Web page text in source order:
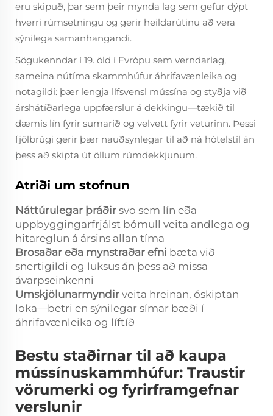
eru skipuð, þar sem þeir mynda lag sem gefur dýpt
hverri rúmsetningu og gerir heildarútinu að vera
sýnilega samanhangandi.
Sögukenndar í 19. öld í Evrópu sem verndarlag,
sameina nútíma skammhúfur áhrifavænleika og
notagildi: þær lengja lífsvensl mússína og styðja við
árshátíðarlega uppfærslur á dekkingu—tækið til
dæmis lín fyrir sumarið og velvett fyrir veturinn. Þessi
fjölbrúgi gerir þær nauðsynlegar til að ná hótelstíl án
þess að skipta út öllum rúmdekkjunum.
Atriði um stofnun
Náttúrulegar þráðir svo sem lín eða
uppbyggingarfrjálst bómull veita andlega og
hitareglun á ársins allan tíma
Brosaðar eða mynstraðar efni bæta við
snertigildi og luksus án þess að missa
ávarpseinkenni
Umskjölunarmyndir veita hreinan, óskiptan
loka—betri en sýnilegar símar bæði í
áhrifavænleika og líftíð
Bestu staðirnar til að kaupa
mússínuskammhúfur: Traustir
vörumerki og fyrirframgefnar
verslunir